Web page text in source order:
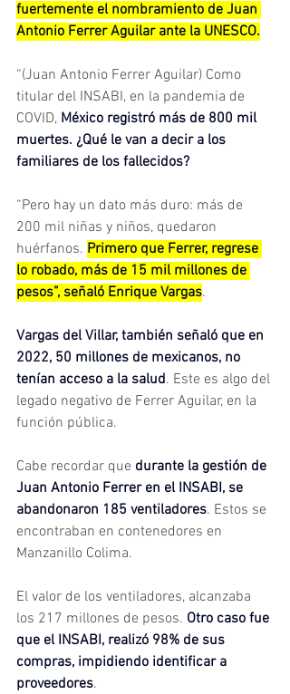
fuertemente el nombramiento de Juan
Antonio Ferrer Aguilar ante la UNESCO.
“(Juan Antonio Ferrer Aguilar) Como
titular del INSABI, en la pandemia de
COVID, México registró más de 800 mil
muertes. ¿Qué le van a decir a los
familiares de los fallecidos?
“Pero hay un dato más duro: más de
200 mil niñas y niños, quedaron
huérfanos. Primero que Ferrer, regrese
lo robado, más de 15 mil millones de
pesos”, señaló Enrique Vargas.
Vargas del Villar, también señaló que en
2022, 50 millones de mexicanos, no
tenían acceso a la salud. Este es algo del
legado negativo de Ferrer Aguilar, en la
función pública.
Cabe recordar que durante la gestión de
Juan Antonio Ferrer en el INSABI, se
abandonaron 185 ventiladores. Estos se
encontraban en contenedores en
Manzanillo Colima.
El valor de los ventiladores, alcanzaba
los 217 millones de pesos. Otro caso fue
que el INSABI, realizó 98% de sus
compras, impidiendo identificar a
proveedores.